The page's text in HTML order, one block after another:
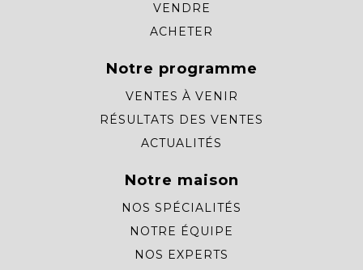
VENDRE
ACHETER
Notre programme
VENTES À VENIR
RÉSULTATS DES VENTES
ACTUALITÉS
Notre maison
NOS SPÉCIALITÉS
NOTRE ÉQUIPE
NOS EXPERTS